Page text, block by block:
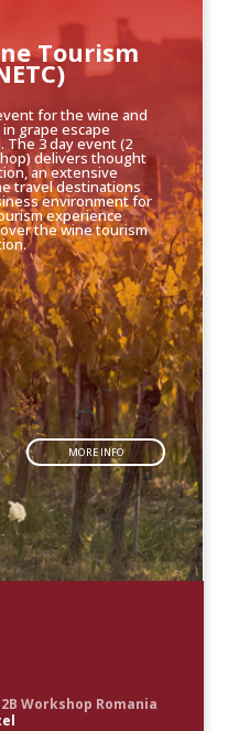
for the wine and
grape escape
3 day event (2
delivers thought
an extensive
travel destinations
environment for
experience
the wine tourism
MORE INFO
Tourism
Workshop Romania